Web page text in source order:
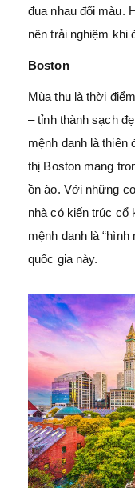
đua nhau đổi màu.
nên trải nghiệm khi
Boston
Mùa thu là thời
– tỉnh thành sạch
mệnh danh là thiên
thị Boston mang
ồn ào. Với những
nhà có kiến trúc cổ
mệnh danh là
quốc gia này.